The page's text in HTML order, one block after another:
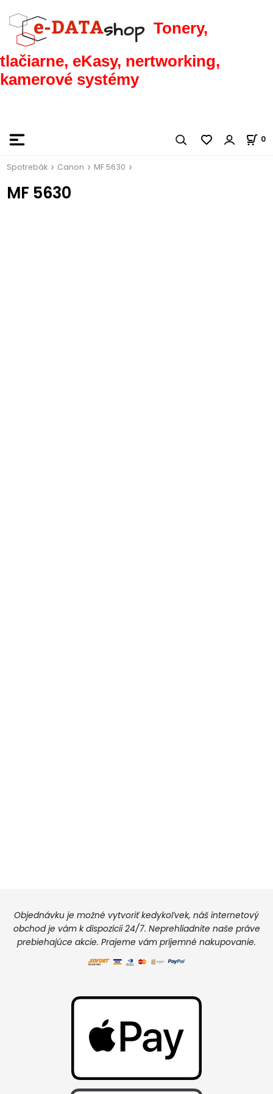
Tonery,
tlačiarne, eKasy, nertworking,
kamerové systémy
0
Spotrebák Canon MF 5630
MF 5630
Objednávku je možné vytvoriť kedykoľvek, náš internetový
obchod je vám k dispozícii 24/7. Neprehliadnite naše práve
prebiehajúce akcie. Prajeme vám príjemné nakupovanie.